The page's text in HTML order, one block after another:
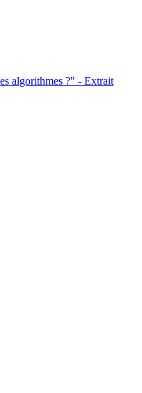
algorithmes ?" - Extrait